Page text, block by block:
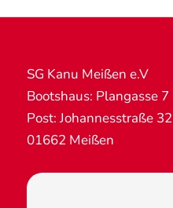
SG Kanu Meißen e.V
Bootshaus: Plangasse 7
Post: Johannesstraße 32
01662 Meißen